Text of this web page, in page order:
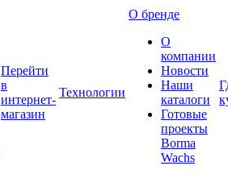
Перейти
в
интернет-
магазин
Технологии
О бренде
О
компании
Новости
Наши
каталоги
Готовые
проекты
Borma
Wachs